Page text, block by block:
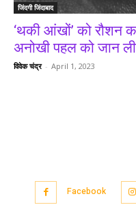
जिंदगी जिंदाबाद
‘थकी आंखों’ को
अनोखी पहल को जान
विवेक चंद्र - April 1, 2023
Facebook